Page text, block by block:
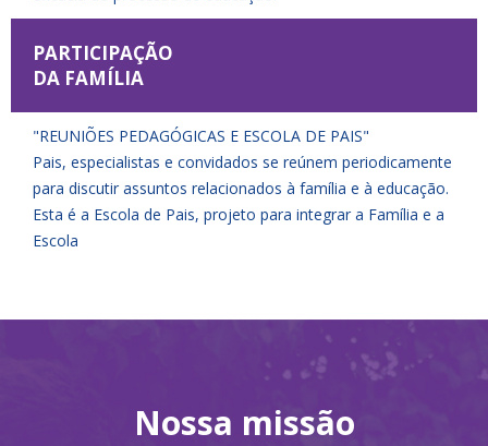
PARTICIPAÇÃO
DA FAMÍLIA
"REUNIÕES PEDAGÓGICAS E ESCOLA DE PAIS"
Pais, especialistas e convidados se reúnem periodicamente
para discutir assuntos relacionados à família e à educação.
Esta é a Escola de Pais, projeto para integrar a Família e a
Escola
Nossa missão